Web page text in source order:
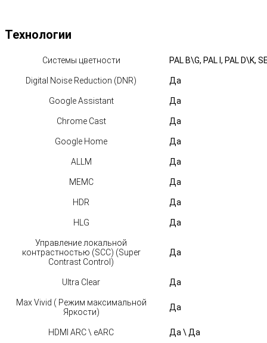
Технологии
Системы цветности PAL B\G, PAL I, PAL D\K,
Digital Noise Reduction (DNR) Да
Google Assistant Да
Chrome Cast Да
Google Home Да
ALLM Да
MEMC Да
HDR Да
HLG Да
Управление локальной
контрастностью (SCC) (Super
Contrast Control)
Да
Ultra Clear Да
Max Vivid ( Режим максимальной
Яркости)
Да
HDMI ARC \ eARC Да \ Да